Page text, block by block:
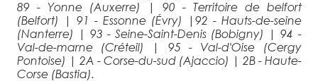
89 - Yonne (Auxerre)
| 90 - Territoire de belfort
(Belfort)
| 91 - Essonne (Évry) | 92 - Hauts-de-seine
(Nanterre)
| 93 - Seine-Saint-Denis (Bobigny) |94 -
Val-de-marne (Créteil)
| 95 - Val-d'Oise (Cergy
Pontoise) | 2A - Corse-du-sud (Ajaccio) | 2B - Haute-
Corse (Bastia).